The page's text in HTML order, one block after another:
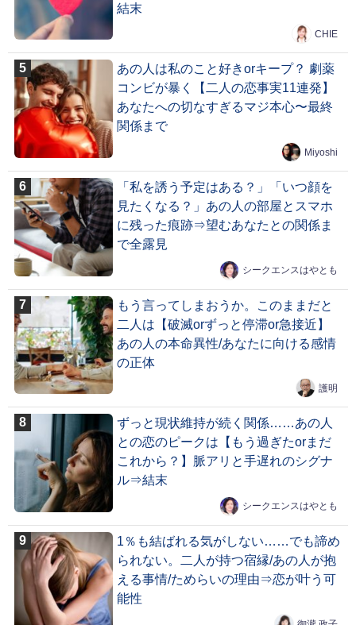
結末
CHIE
あの人は私のこと好きorキープ？ 劇薬
コンビが暴く【二人の恋事実11連発】
あなたへの切なすぎるマジ本心〜最終
関係まで
Miyoshi
「私を誘う予定はある？」「いつ顔を
見たくなる？」あの人の部屋とスマホ
に残った痕跡⇒望むあなたとの関係ま
で全露見
シークエンスはやとも
もう言ってしまおうか。このままだと
二人は【破滅orずっと停滞or急接近】
あの人の本命異性/あなたに向ける感情
の正体
護明
ずっと現状維持が続く関係……あの人
との恋のピークは【もう過ぎたorまだ
これから？】脈アリと手遅れのシグナ
ル⇒結末
シークエンスはやとも
1％も結ばれる気がしない……でも諦め
られない。二人が持つ宿縁/あの人が抱
える事情/ためらいの理由⇒恋が叶う可
能性